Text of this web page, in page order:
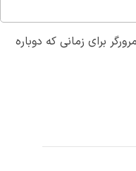
برای زمانی که دوباره